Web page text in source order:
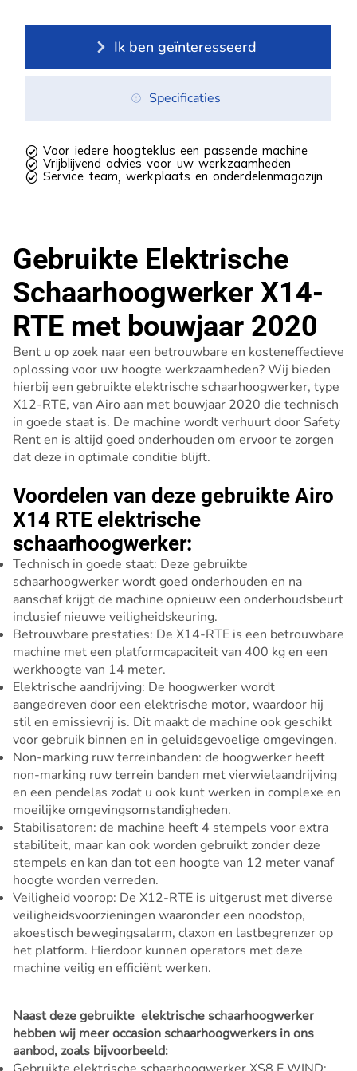
 Voor iedere hoogteklus een passende machine
 Vrijblijvend advies voor uw werkzaamheden
 Service team, werkplaats en onderdelenmagazijn
Ik ben geïnteresseerd
Specificaties
Gebruikte Elektrische
Schaarhoogwerker X14-
RTE met bouwjaar 2020
Bent u op zoek naar een betrouwbare en kosteneffectieve
oplossing voor uw hoogte werkzaamheden? Wij bieden
hierbij een gebruikte elektrische schaarhoogwerker, type
X12-RTE, van Airo aan met bouwjaar 2020 die technisch
in goede staat is. De machine wordt verhuurt door Safety
Rent en is altijd goed onderhouden om ervoor te zorgen
dat deze in optimale conditie blijft.
Voordelen van deze gebruikte Airo
X14 RTE elektrische
schaarhoogwerker:
Technisch in goede staat: Deze gebruikte
schaarhoogwerker wordt goed onderhouden en na
aanschaf krijgt de machine opnieuw een onderhoudsbeurt
inclusief nieuwe veiligheidskeuring.
Betrouwbare prestaties: De X14-RTE is een betrouwbare
machine met een platformcapaciteit van 400 kg en een
werkhoogte van 14 meter.
Elektrische aandrijving: De hoogwerker wordt
aangedreven door een elektrische motor, waardoor hij
stil en emissievrij is. Dit maakt de machine ook geschikt
voor gebruik binnen en in geluidsgevoelige omgevingen.
Non-marking ruw terreinbanden: de hoogwerker heeft
non-marking ruw terrein banden met vierwielaandrijving
en een pendelas zodat u ook kunt werken in complexe en
moeilijke omgevingsomstandigheden.
Stabilisatoren: de machine heeft 4 stempels voor extra
stabiliteit, maar kan ook worden gebruikt zonder deze
stempels en kan dan tot een hoogte van 12 meter vanaf
hoogte worden verreden.
Veiligheid voorop: De X12-RTE is uitgerust met diverse
veiligheidsvoorzieningen waaronder een noodstop,
akoestisch bewegingsalarm, claxon en lastbegrenzer op
het platform. Hierdoor kunnen operators met deze
machine veilig en efficiënt werken.
Naast deze gebruikte elektrische schaarhoogwerker
hebben wij meer occasion schaarhoogwerkers in ons
aanbod, zoals bijvoorbeeld: